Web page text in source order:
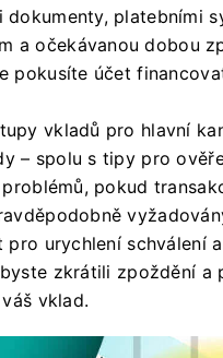
platebními
a očekávanou dobou
pokusíte účet
vkladů pro hlavní
– spolu s tipy pro
pokud
urychlení schválení
zkrátili zpoždění a
vklad.